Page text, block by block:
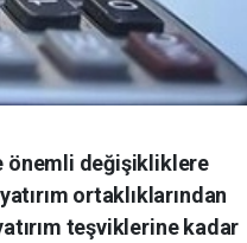
önemli değişikliklere
ortaklıklarından
teşviklerine kadar